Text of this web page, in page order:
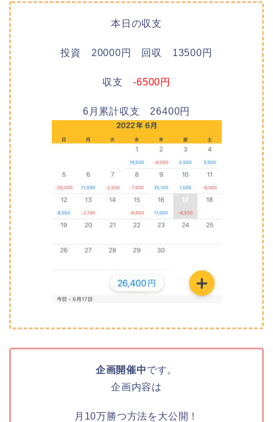
本日の収支
投資 20000円 回収 13500円
収支-6500円
6月累計収支 26400円
企画開催中です。
企画内容は
月10万勝つ方法を大公開！